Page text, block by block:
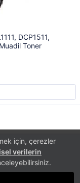
için, çerezler
verilerin
DCP1511,
Toner